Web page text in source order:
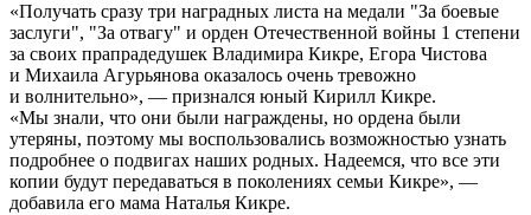
«Получать сразу три наградных листа на медали "За боевые
заслуги", "За отвагу" и орден Отечественной войны 1 степени
за своих прапрадедушек Владимира Кикре, Егора Чистова
и Михаила Агурьянова оказалось очень тревожно
и волнительно», — признался юный Кирилл Кикре.
«Мы знали, что они были награждены, но ордена были
утеряны, поэтому мы воспользовались возможностью узнать
подробнее о подвигах наших родных. Надеемся, что все эти
копии будут передаваться в поколениях семьи Кикре», —
добавила его мама Наталья Кикре.